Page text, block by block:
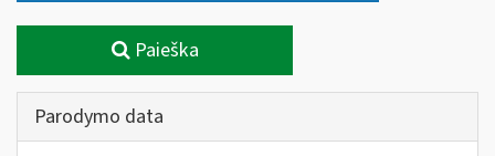
Paieška
Parodymo data